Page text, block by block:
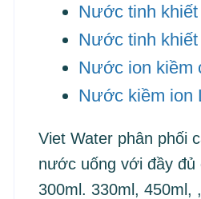
Nước tinh
Nước tinh
Nước ion kiềm
Nước kiềm ion
Viet Water phân phối
nước uống với đầy đủ
300ml. 330ml, 450ml,